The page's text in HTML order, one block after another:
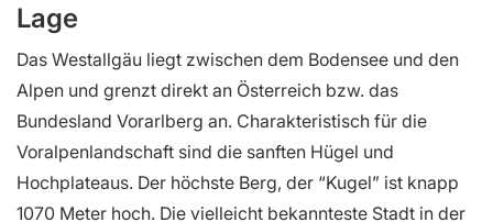
Lage
Das Westallgäu liegt zwischen dem Bodensee und den
Alpen und grenzt direkt an Österreich bzw. das
Bundesland Vorarlberg an. Charakteristisch für die
Voralpenlandschaft sind die sanften Hügel und
Hochplateaus. Der höchste Berg, der “Kugel” ist knapp
1070 Meter hoch. Die vielleicht bekannteste Stadt in der